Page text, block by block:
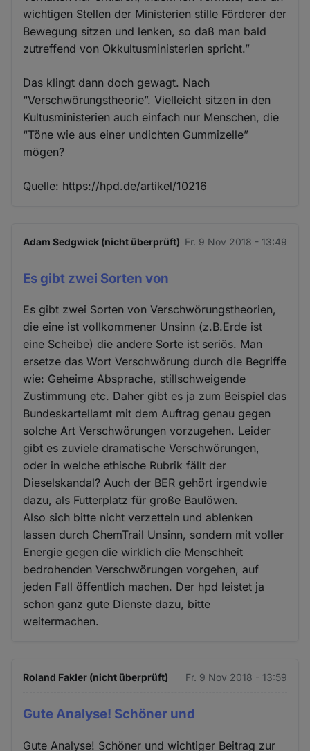
wichtigen Stellen der Ministerien stille Förderer der
Bewegung sitzen und lenken, so daß man bald
zutreffend von Okkultusministerien spricht.”
Das klingt dann doch gewagt. Nach
“Verschwörungstheorie”. Vielleicht sitzen in den
Kultusministerien auch einfach nur Menschen, die
“Töne wie aus einer undichten Gummizelle”
mögen?
Quelle: https://hpd.de/artikel/10216
Adam Sedgwick (nicht überprüft) Fr. 9 Nov 2018 - 13:49
Es gibt zwei Sorten von
Es gibt zwei Sorten von Verschwörungstheorien,
die eine ist vollkommener Unsinn (z.B.Erde ist
eine Scheibe) die andere Sorte ist seriös. Man
ersetze das Wort Verschwörung durch die Begriffe
wie: Geheime Absprache, stillschweigende
Zustimmung etc. Daher gibt es ja zum Beispiel das
Bundeskartellamt mit dem Auftrag genau gegen
solche Art Verschwörungen vorzugehen. Leider
gibt es zuviele dramatische Verschwörungen,
oder in welche ethische Rubrik fällt der
Dieselskandal? Auch der BER gehört irgendwie
dazu, als Futterplatz für große Baulöwen.
Also sich bitte nicht verzetteln und ablenken
lassen durch ChemTrail Unsinn, sondern mit voller
Energie gegen die wirklich die Menschheit
bedrohenden Verschwörungen vorgehen, auf
jeden Fall öffentlich machen. Der hpd leistet ja
schon ganz gute Dienste dazu, bitte
weitermachen.
Roland Fakler (nicht überprüft) Fr. 9 Nov 2018 - 13:59
Gute Analyse! Schöner und
Gute Analyse! Schöner und wichtiger Beitrag zur